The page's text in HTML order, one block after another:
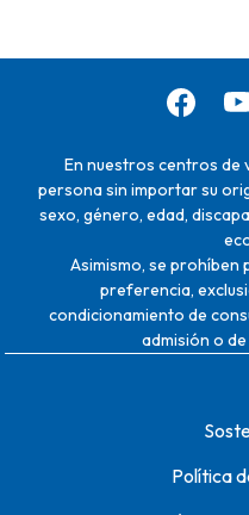
En nuestros centros de
persona sin importar su
sexo, género, edad,
Asimismo, se prohíben
preferencia,
condicionamiento de
admisión o
Política